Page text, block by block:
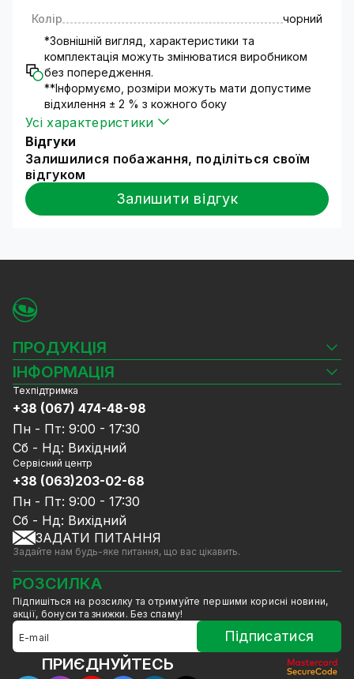
кріплення при проведенні електромонтажних
робіт, кабелів та провідників.
Також, нейлонові кабельні стяжки зберігають
високу пластичність (при достатній
жорсткості) та міцність у великому діапазоні
температур (від -40°C до +85°C) та при різній
вологості повітря.
Колір
чорний
*Зовнішній вигляд, характеристики та
комплектація можуть змінюватися виробником
без попередження.
**Інформуємо, розміри можуть мати допустиме
відхилення ± 2 % з кожного боку
Усі характеристики
Відгуки
Залишилися побажання, поділіться своїм
відгуком
Залишити відгук
ПРОДУКЦІЯ
Камери відеоспостереження
Відеореєстратори
Комплекти відеоспостереження
СКУД
Джерела живлення
Мережеве обладнання
Ноутбуки та комп'ютери
Аксесуари
Акції
Знижені в ціні товари
GreenVision знижки
Мерч від GreenVision
Товари для дому
Товари зняті з виробництва
ІНФОРМАЦІЯ
Блог
Доставка та оплата
Гарантія та Сервісне обслуговування
Політика конфіденційності
Договір публічної оферти
Співпраця
Послуги
Калькулятор розрахунку обсягу HDD
Техпідтримка
+38 (067) 474-48-98
Пн - Пт: 9:00 - 17:30
Сб - Нд: Вихідний
Сервісний центр
+38 (063)203-02-68
Пн - Пт: 9:00 - 17:30
Сб - Нд: Вихідний
ЗАДАТИ ПИТАННЯ
Задайте нам будь-яке питання, що вас цікавить.
РОЗСИЛКА
Підпишіться на розсилку та отримуйте першими корисні новини,
акції, бонуси та знижки. Без спаму!
Підписатися
ПРИЄДНУЙТЕСЬ